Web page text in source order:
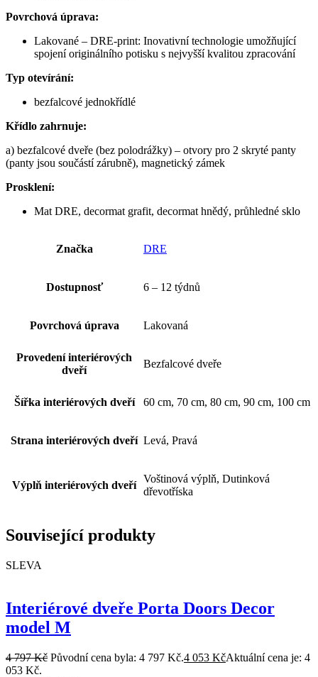
Povrchová úprava:
Lakované – DRE-print: Inovativní technologie umožňující
spojení originálního potisku s nejvyšší kvalitou zpracování
Typ otevírání:
bezfalcové jednokřídlé
Křídlo zahrnuje:
a) bezfalcové dveře (bez polodrážky) – otvory pro 2 skryté panty
(panty jsou součástí zárubně), magnetický zámek
Prosklení:
Mat DRE, decormat grafit, decormat hnědý, průhledné sklo
Značka DRE
Dostupnosť 6 – 12 týdnů
Povrchová úprava Lakovaná
Provedení interiérových
dveří
Bezfalcové dveře
Šířka interiérových dveří 60 cm, 70 cm, 80 cm, 90 cm, 100 cm
Strana interiérových dveří Levá, Pravá
Výplň interiérových dveří
Voštinová výplň, Dutinková
dřevotříska
Související produkty
SLEVA
Interiérové dveře Porta Doors Decor
model M
4 797Kč Původní cena byla: 4 797 Kč.4 053 KčAktuální cena je: 4
053 Kč.